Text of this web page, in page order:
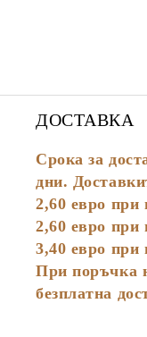
ДОСТАВКА
Срока за
дни.
2,60 евро при
2,60 евро при
3,40 евро при
При поръчка
безплатна